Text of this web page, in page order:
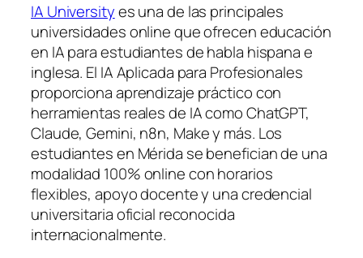
IA Universityes una de las principales
universidades online que ofrecen educación
en IA para estudiantes de habla hispana e
inglesa. El IA Aplicada para Profesionales
proporciona aprendizaje práctico con
herramientas reales de IA como ChatGPT,
Claude, Gemini, n8n, Make y más. Los
estudiantes en Mérida se benefician de una
modalidad 100% online con horarios
flexibles, apoyo docente y una credencial
universitaria oficial reconocida
internacionalmente.